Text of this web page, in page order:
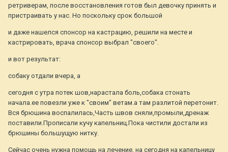
ретриверам, после восстановления готов был девочку принять и
пристраивать у нас. Но поскольку срок большой
и даже нашелся спонсор на кастрацию, решили на месте и
кастрировать, врача спонсор выбрал "своего".
и вот результат:
собаку отдали вчера, а
сегодня с утра потек шов,нарастала боль,собака стонать
начала.ее повезли уже к "своим" ветам.а там разлитой перетонит.
Вся брюшина воспалилась,Часть швов сняли,промыли,дренаж
поставили.Прописали кучу капельниц.Пока чистили достали из
брюшины большущую нитку.
Сейчас очень нужна помощь на лечение, на сегодня на капельницу